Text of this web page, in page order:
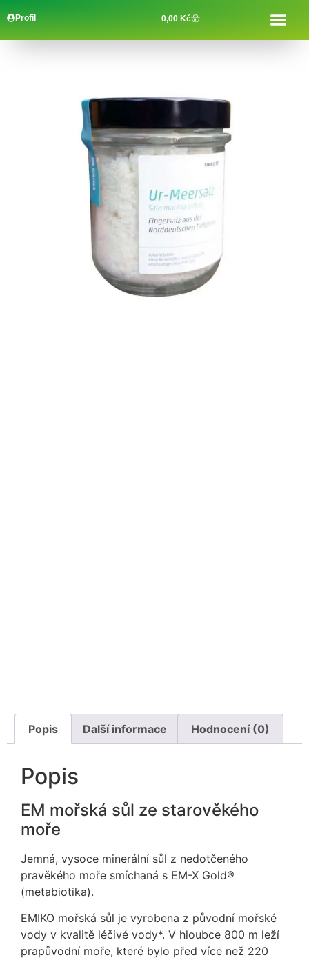
0,00 Kč
Profil
Popis Další informace Hodnocení (0)
Popis
EM mořská sůl ze starověkého
moře
Jemná, vysoce minerální sůl z nedotčeného
pravěkého moře smíchaná s EM-X Gold®
(metabiotika).
EMIKO mořská sůl je vyrobena z původní mořské
vody v kvalitě léčivé vody*. V hloubce 800 m leží
prapůvodní moře, které bylo před více než 220